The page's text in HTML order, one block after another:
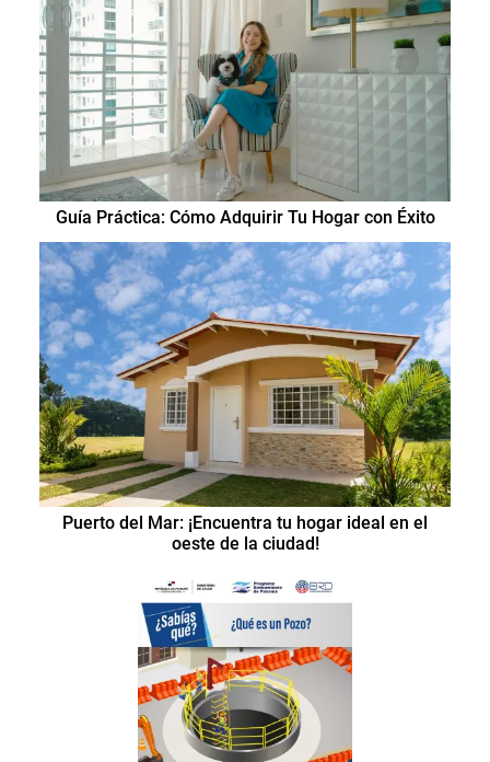
Guía Práctica: Cómo Adquirir Tu Hogar con Éxito
Puerto del Mar: ¡Encuentra tu hogar ideal en el
oeste de la ciudad!